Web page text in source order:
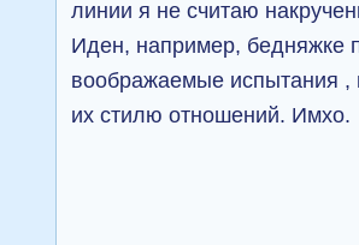
линии я не считаю
Иден, например, бедняжке
воображаемые испытания ,
их стилю отношений. Имхо.